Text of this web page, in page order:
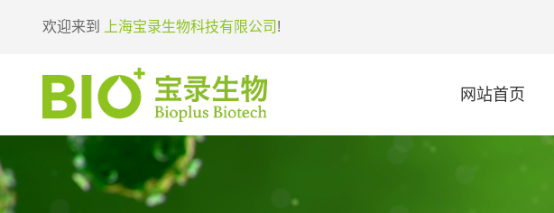
欢迎来到 上海宝录生物科技有限公司 !
网站首页